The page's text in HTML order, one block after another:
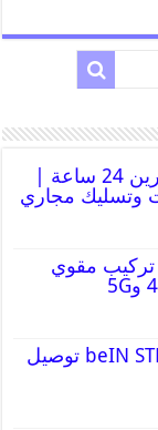
رقم فني صحي سباك القرين 24 ساعة |
مقوي
جهاز بي ان ستريم beIN STREAM توصيل